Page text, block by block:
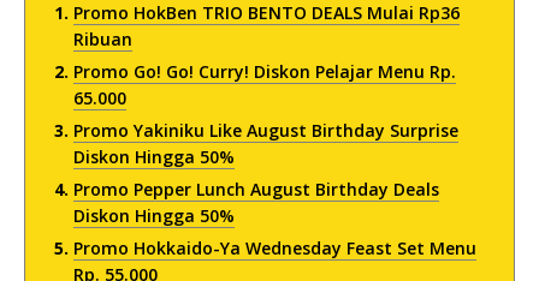
Promo HokBen TRIO BENTO DEALS Mulai Rp36
Ribuan
Promo Go! Go! Curry! Diskon Pelajar Menu Rp.
65.000
Promo Yakiniku Like August Birthday Surprise
Diskon Hingga 50%
Promo Pepper Lunch August Birthday Deals
Diskon Hingga 50%
Promo Hokkaido-Ya Wednesday Feast Set Menu
Rp. 55.000